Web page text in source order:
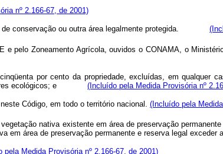
nº 2.166-67, de 2001)
de conservação ou outra área legalmente protegida.
Zoneamento Agrícola, ouvidos o CONAMA, o
por cento da propriedade, excluídas, em qualquer
ecológicos; e (Incluído pela Medida Provisória nº
Código, em todo o território nacional. (Incluído pela
nativa existente em área de preservação
em área de preservação permanente e reserva legal
pela Medida Provisória nº 2.166-67, de 2001)